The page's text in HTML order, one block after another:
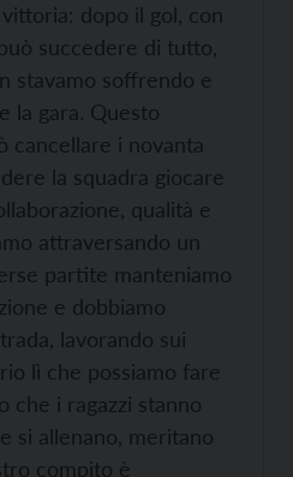
dopo il gol, con
succedere di tutto,
stavamo soffrendo e
la gara. Questo
cancellare i novanta
la squadra giocare
qualità e
attraversando un
partite manteniamo
e dobbiamo
lavorando sui
lì che possiamo fare
che i ragazzi stanno
si allenano, meritano
compito è